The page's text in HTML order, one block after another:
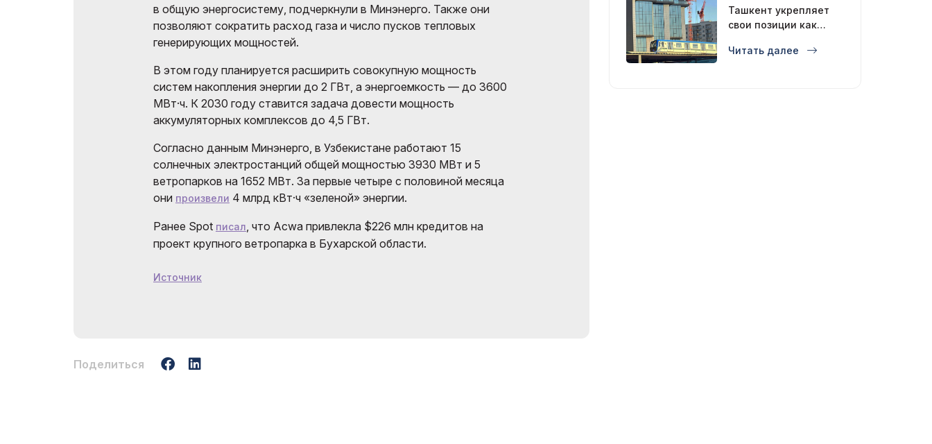
в общую энергосистему, подчеркнули в Минэнерго. Также они
позволяют сократить расход газа и число пусков тепловых
генерирующих мощностей.
В этом году планируется расширить совокупную мощность
систем накопления энергии до 2 ГВт, а энергоемкость — до 3600
МВт·ч. К 2030 году ставится задача довести мощность
аккумуляторных комплексов до 4,5 ГВт.
Согласно данным Минэнерго, в Узбекистане работают 15
солнечных электростанций общей мощностью 3930 МВт и 5
ветропарков на 1652 МВт. За первые четыре с половиной месяца
они произвели 4 млрд кВт·ч «зеленой» энергии.
Ранее Spot писал , что Acwa привлекла $226 млн кредитов на
проект крупного ветропарка в Бухарской области.
Источник
Поделиться
Ташкент укрепляет
свои позиции как
мегаполис
Читать далее